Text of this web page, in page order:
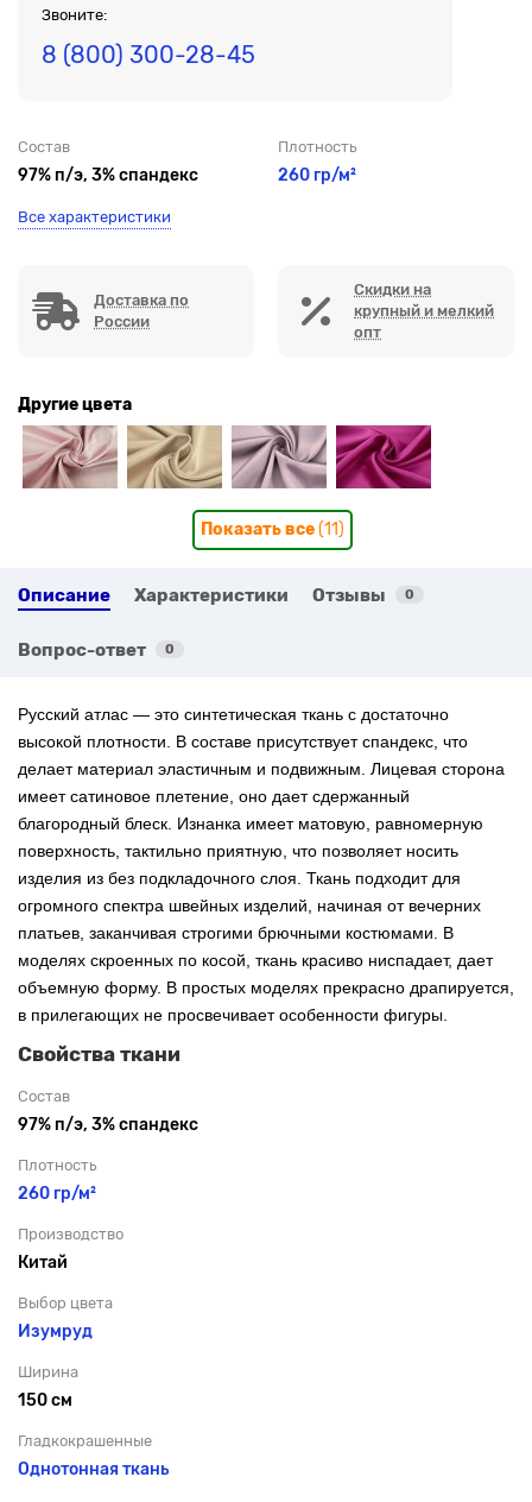
Звоните:
8 (800) 300-28-45
Состав
97% п/э, 3% спандекс
Плотность
260 гр/м²
Все характеристики
Доставка по
России
Скидки на
крупный и мелкий
опт
Другие цвета
Показать все(11)
Описание Характеристики Отзывы 0
Вопрос-ответ 0
Русский атлас — это синтетическая ткань с достаточно
высокой плотности. В составе присутствует спандекс, что
делает материал эластичным и подвижным. Лицевая сторона
имеет сатиновое плетение, оно дает сдержанный
благородный блеск. Изнанка имеет матовую, равномерную
поверхность, тактильно приятную, что позволяет носить
изделия из без подкладочного слоя. Ткань подходит для
огромного спектра швейных изделий, начиная от вечерних
платьев, заканчивая строгими брючными костюмами. В
моделях скроенных по косой, ткань красиво ниспадает, дает
объемную форму. В простых моделях прекрасно драпируется,
в прилегающих не просвечивает особенности фигуры.
Свойства ткани
Состав
97% п/э, 3% спандекс
Плотность
260 гр/м²
Производство
Китай
Выбор цвета
Изумруд
Ширина
150 см
Гладкокрашенные
Однотонная ткань